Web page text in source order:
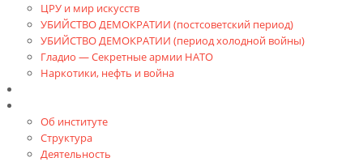
ЦРУ и мир искусств
УБИЙСТВО ДЕМОКРАТИИ (постсоветский период)
УБИЙСТВО ДЕМОКРАТИИ (период холодной войны)
Гладио — Секретные армии НАТО
Наркотики, нефть и война
Об институте
Структура
Деятельность